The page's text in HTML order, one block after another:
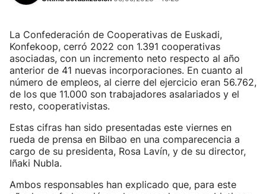
La Confederación de Cooperativas de Euskadi,
Konfekoop, cerró 2022 con 1.391 cooperativas
asociadas, con un incremento neto respecto al año
anterior de 41 nuevas incorporaciones. En cuanto al
número de empleos, al cierre del ejercicio eran 56.762,
de los que 11.000 son trabajadores asalariados y el
resto, cooperativistas.
Estas cifras han sido presentadas este viernes en
rueda de prensa en Bilbao en una comparecencia a
cargo de su presidenta, Rosa Lavín, y de su director,
Iñaki Nubla.
Ambos responsables han explicado que, para este